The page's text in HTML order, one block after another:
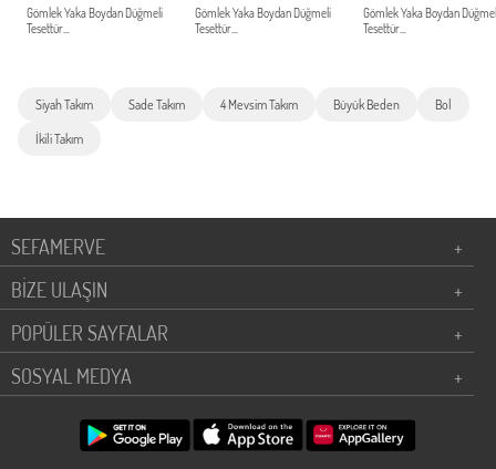
Gömlek Yaka Boydan Düğmeli
Tesettür...
Gömlek Yaka Boydan Düğmeli
Tesettür...
Gömlek Yaka Boydan
Tesettür...
Siyah Takım Sade Takım 4 Mevsim Takım Büyük Beden Bol
İkili Takım
SEFAMERVE
+
BİZE ULAŞIN
+
POPÜLER SAYFALAR
+
SOSYAL MEDYA
+